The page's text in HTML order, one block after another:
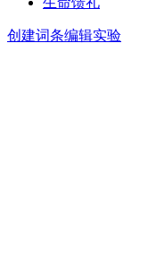
创建词条编辑实验